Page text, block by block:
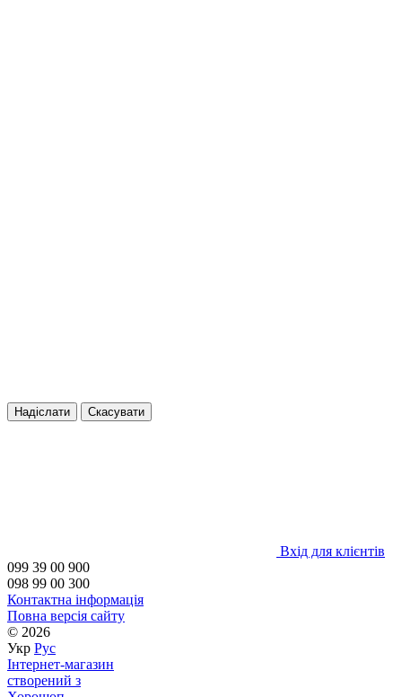
Надіслати Скасувати
Вхід для клієнтів
099 39 00 900
098 99 00 300
Контактна інформація
Повна версія сайту
© 2026
Укр Рус
Інтернет-магазин
створений з